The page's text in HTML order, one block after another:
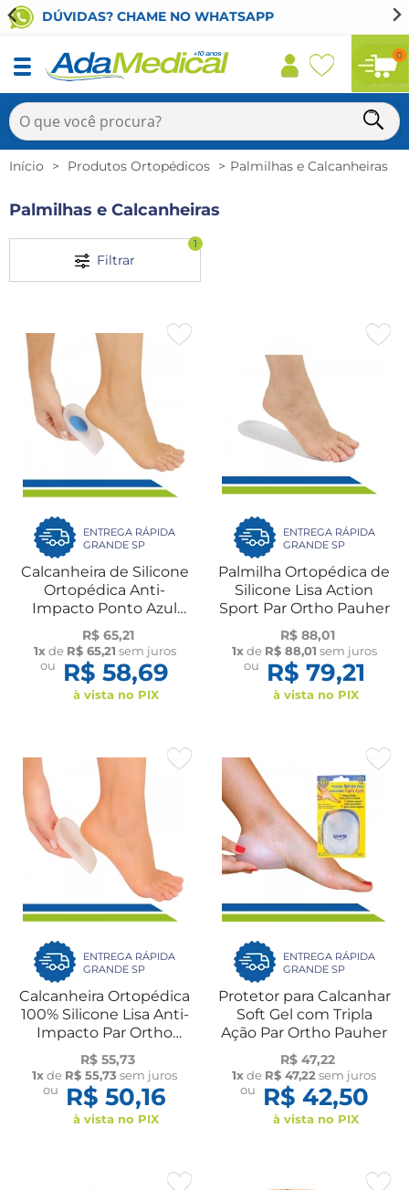
LIGUE PARA NÓS (11) 93802-1111
0
Início Produtos Ortopédicos Palmilhas e Calcanheiras
Palmilhas e Calcanheiras
Filtrar
1
ENTREGA RÁPIDA
GRANDE SP
Calcanheira de Silicone
Ortopédica Anti-
Impacto Ponto Azul
PAR Ortho Pauher
R$ 65,21
1xde R$ 65,21 sem juros
ou
R$ 58,69
à vista no PIX
ENTREGA RÁPIDA
GRANDE SP
Palmilha Ortopédica de
Silicone Lisa Action
Sport Par Ortho Pauher
R$ 88,01
1xde R$ 88,01 sem juros
ou
R$ 79,21
à vista no PIX
ENTREGA RÁPIDA
GRANDE SP
Calcanheira Ortopédica
100% Silicone Lisa Anti-
Impacto Par Ortho
Pauher
R$ 55,73
1xde R$ 55,73 sem juros
ou
R$ 50,16
à vista no PIX
ENTREGA RÁPIDA
GRANDE SP
Protetor para Calcanhar
Soft Gel com Tripla
Ação Par Ortho Pauher
R$ 47,22
1xde R$ 47,22sem juros
ou
R$ 42,50
à vista no PIX